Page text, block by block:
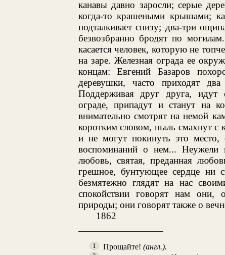
канавы давно заросли; серые
когда-то крашеными крышами;
подталкивает снизу; два-три
безвозбранно бродят по
касается человек, которую не
на заре. Железная ограда ее
концам: Евгений Базаров
деревушки, часто приходят
Поддерживая друг друга, идут
ограде, припадут и станут на
внимательно смотрят на немой
коротким словом, пыль смахнут с
и не могут покинуть это
воспоминаний о нем... Неужели
любовь, святая, преданная
грешное, бунтующее сердце ни
безмятежно глядят на нас
спокойствии говорят нам они,
природы; они говорят также о
1862
1 Прощайте! (англ.).